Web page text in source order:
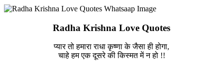
Radha Krishna Love Quotes
प्यार तो हमारा राधा कृष्णा के जैसा ही होगा,
चाहे हम एक दूसरे की किस्मत में न हो !!